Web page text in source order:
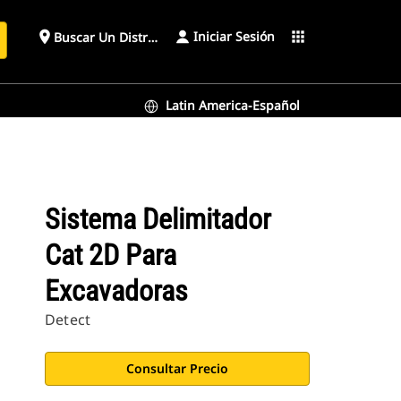
place Buscar Un Distribuidor Iniciar Sesión apps
Latin America-Español
Sistema Delimitador
Cat 2D Para
Excavadoras
Detect
Consultar Precio